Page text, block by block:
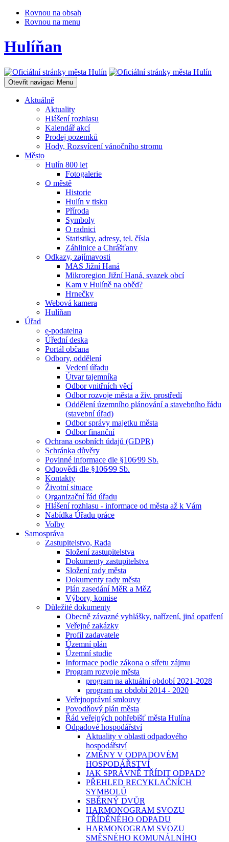
Rovnou na obsah
Rovnou na menu
Hulíňan
Otevřit navigaci Menu
Aktuálně
Aktuality
Hlášení rozhlasu
Kalendář akcí
Prodej pozemků
Hody, Rozsvícení vánočního stromu
Město
Hulín 800 let
Fotogalerie
O městě
Historie
Hulín v tisku
Příroda
Symboly
O radnici
Statistiky, adresy, tel. čísla
Záhlinice a Chrášťany
Odkazy, zajímavosti
MAS Jižní Haná
Mikroregion Jižní Haná, svazek obcí
Kam v Hulíně na oběd?
Hrnečky
Webová kamera
Hulíňan
Úřad
e-podatelna
Úřední deska
Portál občana
Odbory, oddělení
Vedení úřadu
Útvar tajemníka
Odbor vnitřních věcí
Odbor rozvoje města a živ. prostředí
Oddělení územního plánování a stavebního řádu
(stavební úřad)
Odbor správy majetku města
Odbor finanční
Ochrana osobních údajů (GDPR)
Schránka důvěry
Povinné informace dle §106⁄99 Sb.
Odpovědi dle §106⁄99 Sb.
Kontakty
Životní situace
Organizační řád úřadu
Hlášení rozhlasu - informace od města až k Vám
Nabídka Úřadu práce
Volby
Samospráva
Zastupitelstvo, Rada
Složení zastupitelstva
Dokumenty zastupitelstva
Složení rady města
Dokumenty rady města
Plán zasedání MěR a MěZ
Výbory, komise
Důležité dokumenty
Obecně závazné vyhlášky, nařízení, jiná opatření
Veřejné zakázky
Profil zadavatele
Územní plán
Územní studie
Informace podle zákona o střetu zájmu
Program rozvoje města
program na aktuální období 2021-2028
program na období 2014 - 2020
Veřejnoprávní smlouvy
Povodňový plán města
Řád veřejných pohřebišť města Hulína
Odpadové hospodářství
Aktuality v oblasti odpadového
hospodářství
ZMĚNY V ODPADOVÉM
HOSPODÁŘSTVÍ
JAK SPRÁVNĚ TŘÍDIT ODPAD?
PŘEHLED RECYKLAČNÍCH
SYMBOLŮ
SBĚRNÝ DVŮR
HARMONOGRAM SVOZU
TŘÍDĚNÉHO ODPADU
HARMONOGRAM SVOZU
SMĚSNÉHO KOMUNÁLNÍHO